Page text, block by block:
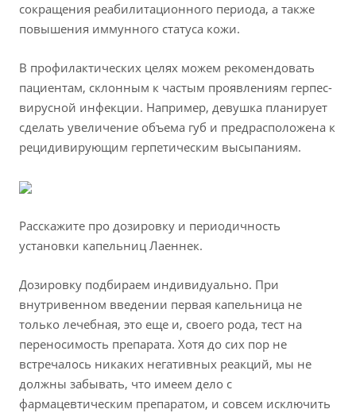
сокращения реабилитационного периода, а также
повышения иммунного статуса кожи.
В профилактических целях можем рекомендовать
пациентам, склонным к частым проявлениям герпес-
вирусной инфекции. Например, девушка планирует
сделать увеличение объема губ и предрасположена к
рецидивирующим герпетическим высыпаниям.
Расскажите про дозировку и периодичность
установки капельниц Лаеннек.
Дозировку подбираем индивидуально. При
внутривенном введении первая капельница не
только лечебная, это еще и, своего рода, тест на
переносимость препарата. Хотя до сих пор не
встречалось никаких негативных реакций, мы не
должны забывать, что имеем дело с
фармацевтическим препаратом, и совсем исключить